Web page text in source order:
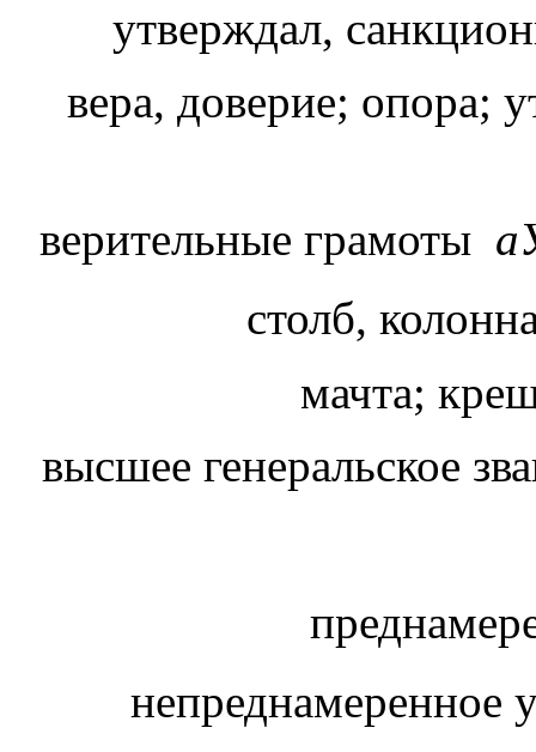
утверждал,
вера, доверие; опора;
верительные грамоты
столб,
мачта;
высшее генеральское
непреднамеренное